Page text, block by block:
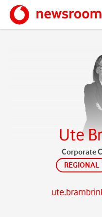
Ute
Corporate
REGIONAL